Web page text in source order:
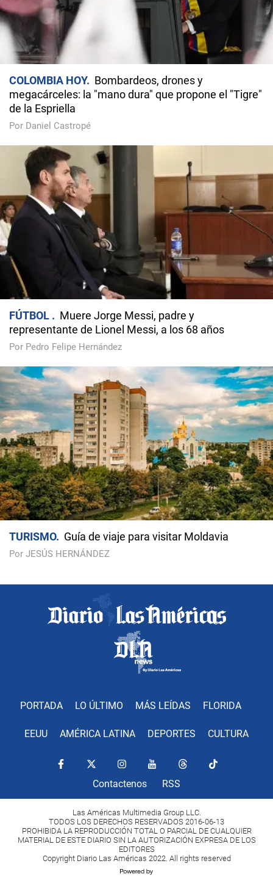
COLOMBIA HOY
Bombardeos, drones y
megacárceles: la "mano dura" que propone el "Tigre"
de la Espriella
Por Daniel Castropé
FÚTBOL
Muere Jorge Messi, padre y
representante de Lionel Messi, a los 68 años
Por Pedro Felipe Hernández
TURISMO Guía de viaje para visitar Moldavia
Por JESÚS HERNÁNDEZ
PORTADA LO ÚLTIMO MÁS LEÍDAS FLORIDA
EEUU AMÉRICA LATINA DEPORTES CULTURA
Contactenos RSS
Las Américas Multimedia Group LLC.
TODOS LOS DERECHOS RESERVADOS 2016-06-13
PROHIBIDA LA REPRODUCCIÓN TOTAL O PARCIAL DE CUALQUIER
MATERIAL DE ESTE DIARIO SIN LA AUTORIZACIÓN EXPRESA DE LOS
EDITORES
Copyright Diario Las Américas 2022. All rights reserved